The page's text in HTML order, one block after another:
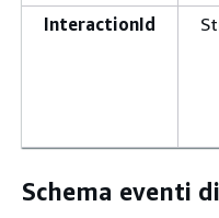
InteractionId
Schema eventi